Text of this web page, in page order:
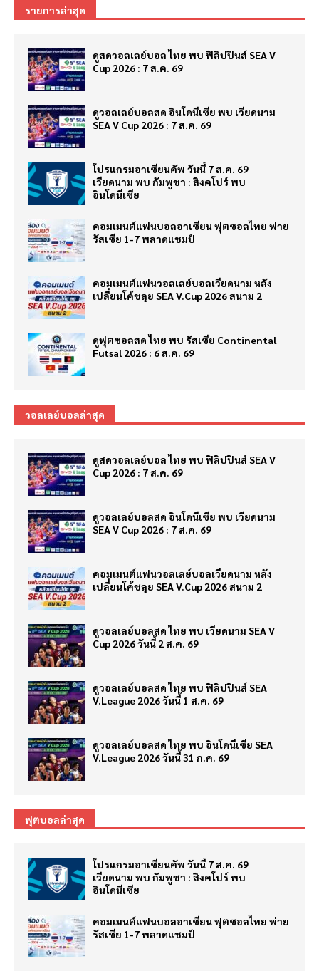
รายการล่าสุด
ดูสดวอลเลย์บอล ไทย พบ ฟิลิปปินส์ SEA V
Cup 2026 : 7 ส.ค. 69
ดูวอลเลย์บอลสด อินโดนีเซีย พบ เวียดนาม
SEA V Cup 2026 : 7 ส.ค. 69
โปรแกรมอาเซียนคัพ วันนี้ 7 ส.ค. 69
เวียดนาม พบ กัมพูชา : สิงคโปร์ พบ
อินโดนีเซีย
คอมเมนต์แฟนบอลอาเซียน ฟุตซอลไทย พ่าย
รัสเซีย 1-7 พลาดแชมป์
คอมเมนต์แฟนวอลเลย์บอลเวียดนาม หลัง
เปลี่ยนโค้ชลุย SEA V.Cup 2026 สนาม 2
ดูฟุตซอลสด ไทย พบ รัสเซีย Continental
Futsal 2026 : 6 ส.ค. 69
วอลเลย์บอลล่าสุด
ดูสดวอลเลย์บอล ไทย พบ ฟิลิปปินส์ SEA V
Cup 2026 : 7 ส.ค. 69
ดูวอลเลย์บอลสด อินโดนีเซีย พบ เวียดนาม
SEA V Cup 2026 : 7 ส.ค. 69
คอมเมนต์แฟนวอลเลย์บอลเวียดนาม หลัง
เปลี่ยนโค้ชลุย SEA V.Cup 2026 สนาม 2
ดูวอลเลย์บอลสด ไทย พบ เวียดนาม SEA V
Cup 2026 วันนี้ 2 ส.ค. 69
ดูวอลเลย์บอลสด ไทย พบ ฟิลิปปินส์ SEA
V.League 2026 วันนี้ 1 ส.ค. 69
ดูวอลเลย์บอลสด ไทย พบ อินโดนีเซีย SEA
V.League 2026 วันนี้ 31 ก.ค. 69
ฟุตบอลล่าสุด
โปรแกรมอาเซียนคัพ วันนี้ 7 ส.ค. 69
เวียดนาม พบ กัมพูชา : สิงคโปร์ พบ
อินโดนีเซีย
คอมเมนต์แฟนบอลอาเซียน ฟุตซอลไทย พ่าย
รัสเซีย 1-7 พลาดแชมป์